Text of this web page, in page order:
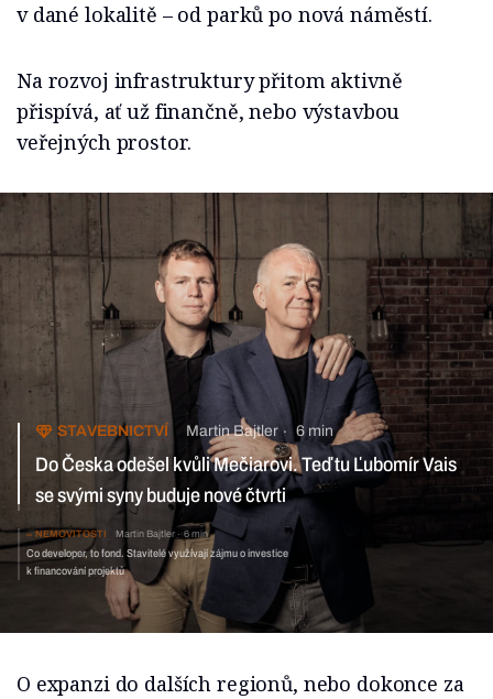
v dané lokalitě – od parků po nová náměstí.
Na rozvoj infrastruktury přitom aktivně
přispívá, ať už finančně, nebo výstavbou
veřejných prostor.
STAVEBNICTVÍ Martin Bajtler 6 min
Do Česka odešel kvůli Mečiarovi. Teď tu Ľubomír Vais se svými
syny buduje nové čtvrti
NEMOVITOSTI Martin Bajtler 6 min
Co developer, to fond. Stavitelé využívají zájmu
o investice k financování projektů
O expanzi do dalších regionů, nebo dokonce za